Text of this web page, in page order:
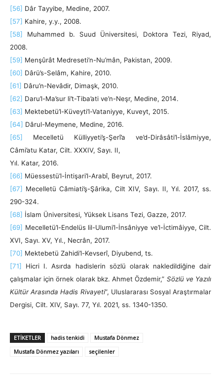
[56] Dâr Tayyibe, Medine, 2007.
[57] Kahire, y.y., 2008.
[58]
Muhammed b. Suud Üniversitesi, Doktora Tezi, Riyad,
2008.
[59] Menşûrât Medreseti’n-Nu’mân, Pakistan, 2009.
[60] Dârü’s-Selâm, Kahire, 2010.
[61] Dâru’n-Nevâdir, Dimaşk, 2010.
[62] Daru’l-Ma’sur li’t-Tiba’ati ve’n-Neşr, Medine, 2014.
[63] Mektebetü’l-Küveyti’l-Vataniyye, Kuveyt, 2015.
[64] Dârul-Meymene, Medine, 2016.
[65]
Mecelletü Külliyyeti’ş-Şerî’a ve’d-Dirâsâti’l-İslâmiyye,
Câmi’atu Katar, Cilt. XXXIV, Sayı. II,
Yıl. Katar, 2016.
[66] Müessestü’l-İntişari’l-Arabî, Beyrut, 2017.
[67]
Mecelletü Câmiati’ş-Şârika, Cilt XIV, Sayı. II, Yıl. 2017, ss.
290-324.
[68] İslam Üniversitesi, Yüksek Lisans Tezi, Gazze, 2017.
[69] Mecelletü’l-Endelüs lil-Ulumi’l-İnsâniyye ve’l-İctimâiyye, Cilt.
XVI, Sayı. XV, Yıl., Necrân, 2017.
[70] Mektebetü Zahidi’l-Kevserî, Diyubend, ts.
[71]
Hicri I. Asırda hadislerin sözlü olarak nakledildiğine dair
çalışmalar için örnek olarak bkz. Ahmet Özdemir,” Sözlü ve Yazılı
Kültür Arasında Hadis Rivayeti”, Uluslararası Sosyal Araştırmalar
Dergisi, Cilt. XIV, Sayı. 77, Yıl. 2021, ss. 1340-1350.
ETIKETLER hadis tenkidi
Mustafa Dönmez
Mustafa Dönmez yazıları
seçilenler